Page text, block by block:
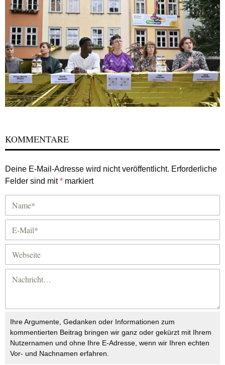
KOMMENTARE
Deine E-Mail-Adresse wird nicht veröffentlicht. Erforderliche
Felder sind mit* markiert
Ihre Argumente, Gedanken oder Informationen zum
kommentierten Beitrag bringen wir ganz oder gekürzt mit Ihrem
Nutzernamen und ohne Ihre E-Adresse, wenn wir Ihren echten
Vor- und Nachnamen erfahren.